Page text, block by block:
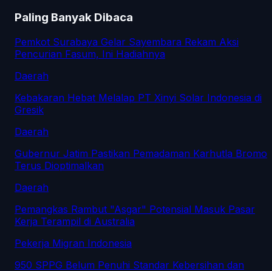
Paling Banyak Dibaca
Pemkot Surabaya Gelar Sayembara Rekam Aksi
Pencurian Fasum, Ini Hadiahnya
Daerah
Kebakaran Hebat Melalap PT Xinyi Solar Indonesia di
Gresik
Daerah
Gubernur Jatim Pastikan Pemadaman Karhutla Bromo
Terus Dioptimalkan
Daerah
Pemangkas Rambut "Asgar" Potensial Masuk Pasar
Kerja Terampil di Australia
Pekerja Migran Indonesia
950 SPPG Belum Penuhi Standar Kebersihan dan